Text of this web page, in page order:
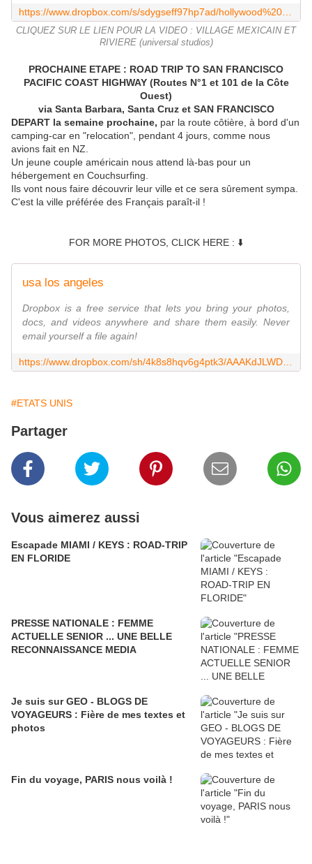
CLIQUEZ SUR LE LIEN POUR LA VIDEO : VILLAGE MEXICAIN ET
RIVIERE (universal studios)
PROCHAINE ETAPE : ROAD TRIP TO SAN FRANCISCO
PACIFIC COAST HIGHWAY (Routes N°1 et 101 de la Côte
Ouest)
via Santa Barbara, Santa Cruz et SAN FRANCISCO
DEPART la semaine prochaine, par la route côtière, à bord d'un
camping-car en "relocation", pendant 4 jours, comme nous
avions fait en NZ.
Un jeune couple américain nous attend là-bas pour un
hébergement en Couchsurfing.
Ils vont nous faire découvrir leur ville et ce sera sûrement sympa.
C'est la ville préférée des Français paraît-il !
FOR MORE PHOTOS, CLICK HERE : ⬇️
usa los angeles
Dropbox is a free service that lets you bring your photos,
docs, and videos anywhere and share them easily. Never
email yourself a file again!
#ETATS UNIS
Partager
Vous aimerez aussi
Escapade MIAMI / KEYS : ROAD-TRIP
EN FLORIDE
PRESSE NATIONALE : FEMME
ACTUELLE SENIOR ... UNE BELLE
RECONNAISSANCE MEDIA
Je suis sur GEO - BLOGS DE
VOYAGEURS : Fière de mes textes et
photos
Fin du voyage, PARIS nous voilà !